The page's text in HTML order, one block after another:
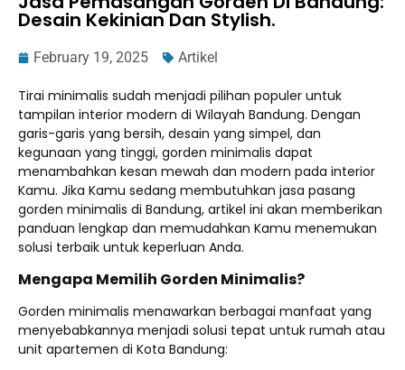
Desain Kekinian Dan Stylish.
February 19, 2025 Artikel
Tirai minimalis sudah menjadi pilihan populer untuk
tampilan interior modern di Wilayah Bandung. Dengan
garis-garis yang bersih, desain yang simpel, dan
kegunaan yang tinggi, gorden minimalis dapat
menambahkan kesan mewah dan modern pada interior
Kamu. Jika Kamu sedang membutuhkan jasa pasang
gorden minimalis di Bandung, artikel ini akan memberikan
panduan lengkap dan memudahkan Kamu menemukan
solusi terbaik untuk keperluan Anda.
Mengapa Memilih Gorden Minimalis?
Gorden minimalis menawarkan berbagai manfaat yang
menyebabkannya menjadi solusi tepat untuk rumah atau
unit apartemen di Kota Bandung: